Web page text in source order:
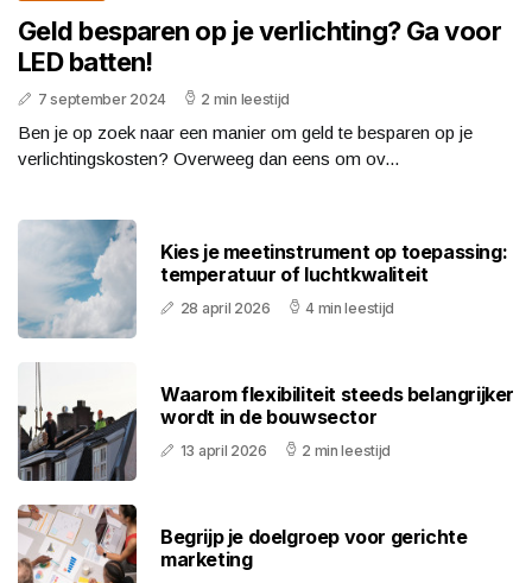
Geld besparen op je verlichting? Ga voor
LED batten!
7 september 2024 2 min leestijd
Ben je op zoek naar een manier om geld te besparen op je
verlichtingskosten? Overweeg dan eens om ov...
Kies je meetinstrument op toepassing:
temperatuur of luchtkwaliteit
28 april 2026 4 min leestijd
Waarom flexibiliteit steeds belangrijker
wordt in de bouwsector
13 april 2026 2 min leestijd
Begrijp je doelgroep voor gerichte
marketing